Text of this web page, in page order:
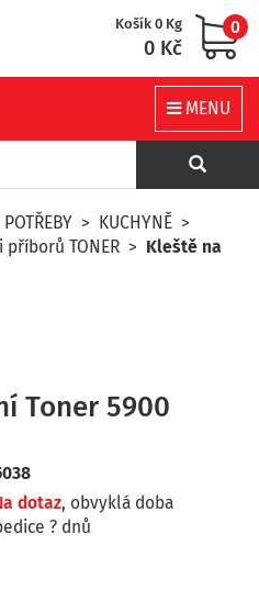
Košík 0 Kg
0 Kč
0
MENU
> KUCHYNĚ >
TONER > Kleště na
Toner 5900
dotaz, obvyklá doba
? dnů